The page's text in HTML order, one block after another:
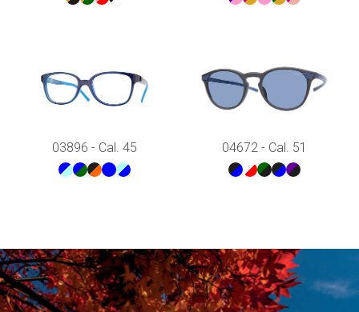
03896 - Cal. 45 04672 - Cal. 51